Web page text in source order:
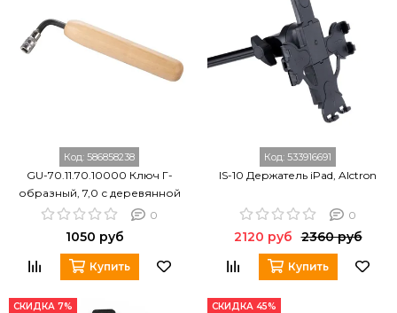
Код: 586858238
GU-70.11.70.10000 Ключ Г-
образный, 7,0 с деревянной
ручкой, Гусельник0
1050 руб
Купить
Код: 533916691
IS-10 Держатель iPad, Alctron
0
2120 руб 2360 руб
Купить
СКИДКА 7%
СКИДКА 45%